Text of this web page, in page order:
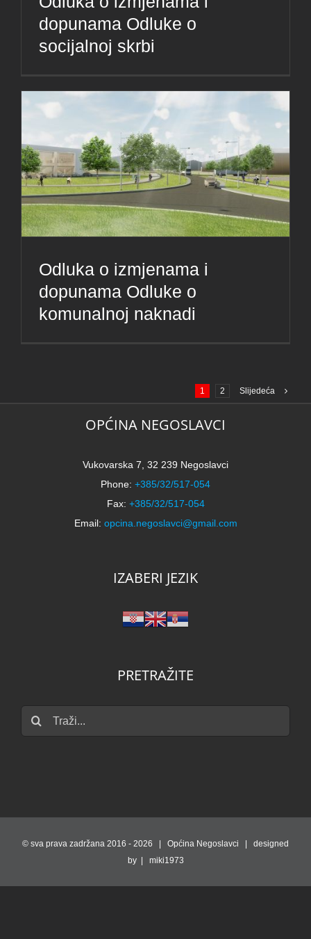
dopunama Odluke o
socijalnoj skrbi
Odluka o izmjenama i
dopunama Odluke o
komunalnoj naknadi
1 2 Slijedeća
OPĆINA NEGOSLAVCI
Vukovarska 7, 32 239 Negoslavci
Phone: +385/32/517-054
Fax: +385/32/517-054
Email: opcina.negoslavci@gmail.com
IZABERI JEZIK
PRETRAŽITE
Traži...
© sva prava zadržana 2016 - 2026 | Općina Negoslavci | designed
by | miki1973